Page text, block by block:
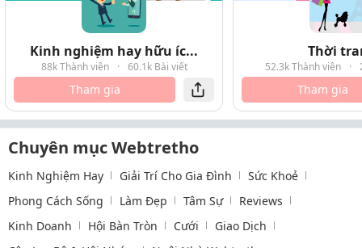
Kinh nghiệm hay hữu íc...
88k Thành viên · 60.1k Bài viết
Tham gia
Thời
52.3k Thành viên ·
Tham gia
Chuyên mục Webtretho
Kinh Nghiệm Hay Giải Trí Cho Gia Đình
Sức Khoẻ
Phong Cách Sống
Làm Đẹp Tâm Sự
Reviews
Kinh Doanh
Hội Bàn Tròn Cưới
Giao Dịch